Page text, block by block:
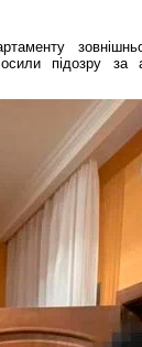
зовнішньо-
підозру за